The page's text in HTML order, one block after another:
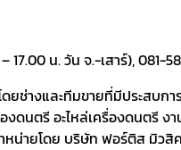
น. วัน จ.-เสาร์), 081-
ยช่างและทีมขายที่มีประสบก
นตรี อะไหล่เครื่องดนตรี ง
น่ายโดย บริษัท ฟอร์ติส มิวสิ